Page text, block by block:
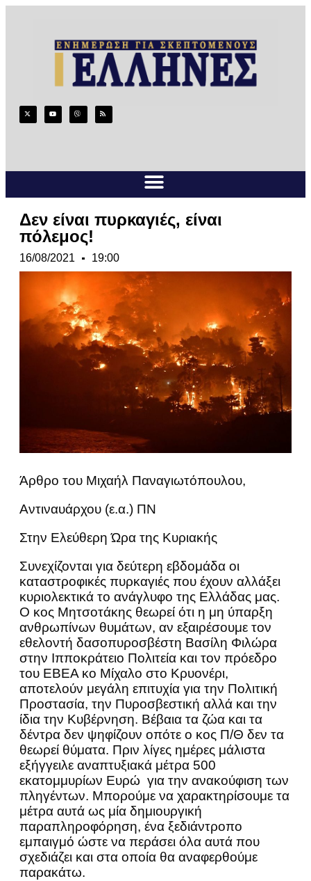
Δεν είναι πυρκαγιές, είναι
πόλεμος!
16/08/2021 19:00
Άρθρο του Μιχαήλ Παναγιωτόπουλου,
Αντιναυάρχου (ε.α.) ΠΝ
Στην Ελεύθερη Ώρα της Κυριακής
Συνεχίζονται για δεύτερη εβδομάδα οι
καταστροφικές πυρκαγιές που έχουν αλλάξει
κυριολεκτικά το ανάγλυφο της Ελλάδας μας.
Ο κος Μητσοτάκης θεωρεί ότι η μη ύπαρξη
ανθρωπίνων θυμάτων, αν εξαιρέσουμε τον
εθελοντή δασοπυροσβέστη Βασίλη Φιλώρα
στην Ιπποκράτειο Πολιτεία και τον πρόεδρο
του ΕΒΕΑ κο Μίχαλο στο Κρυονέρι,
αποτελούν μεγάλη επιτυχία για την Πολιτική
Προστασία, την Πυροσβεστική αλλά και την
ίδια την Κυβέρνηση. Βέβαια τα ζώα και τα
δέντρα δεν ψηφίζουν οπότε ο κος Π/Θ δεν τα
θεωρεί θύματα. Πριν λίγες ημέρες μάλιστα
εξήγγειλε αναπτυξιακά μέτρα 500
εκατομμυρίων Ευρώ για την ανακούφιση των
πληγέντων. Μπορούμε να χαρακτηρίσουμε τα
μέτρα αυτά ως μία δημιουργική
παραπληροφόρηση, ένα ξεδιάντροπο
εμπαιγμό ώστε να περάσει όλα αυτά που
σχεδιάζει και στα οποία θα αναφερθούμε
παρακάτω.